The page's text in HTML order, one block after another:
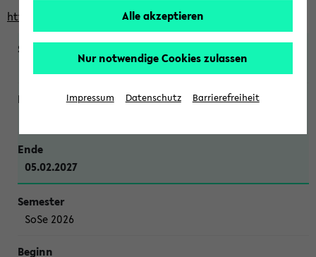
https://ekvv.uni-bielefeld.de/ws/calendar?vz
WiSe 2026/2027
05.02.2027
SoSe 2026
Alle akzeptieren
Nur notwendige Cookies zulassen
Impressum Datenschutz Barrierefreiheit